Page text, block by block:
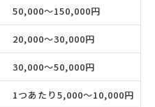
50,000〜150,000円
20,000〜30,000円
30,000〜50,000円
1つあたり5,000〜10,000円